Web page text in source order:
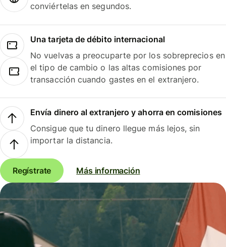
conviértelas en segundos.
Una tarjeta de débito internacional
No vuelvas a preocuparte por los sobreprecios en
el tipo de cambio o las altas comisiones por
transacción cuando gastes en el extranjero.
Envía dinero al extranjero y ahorra en comisiones
Consigue que tu dinero llegue más lejos, sin
importar la distancia.
Regístrate Más información